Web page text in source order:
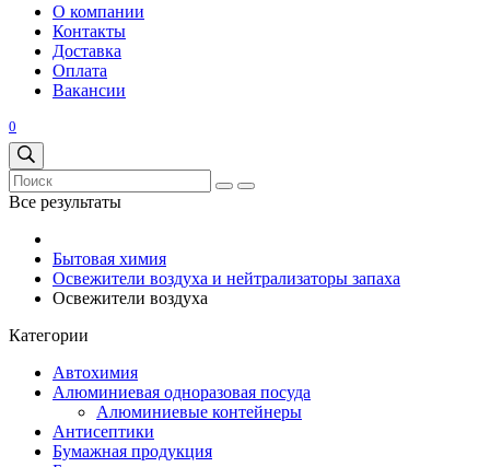
О компании
Контакты
Доставка
Оплата
Вакансии
0
Все результаты
Бытовая химия
Освежители воздуха и нейтрализаторы запаха
Освежители воздуха
Категории
Автохимия
Алюминиевая одноразовая посуда
Алюминиевые контейнеры
Антисептики
Бумажная продукция